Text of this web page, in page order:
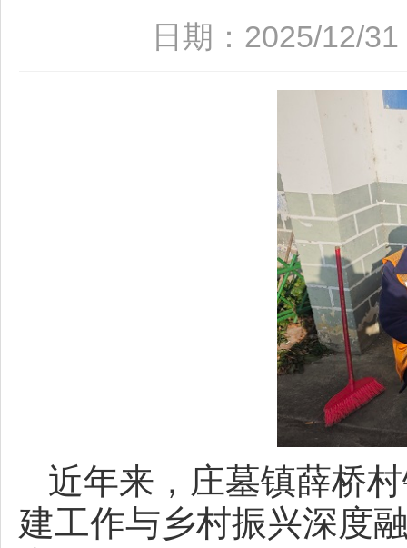
日期：2025/12/
近年来，庄墓镇薛桥
建工作与乡村振兴深度